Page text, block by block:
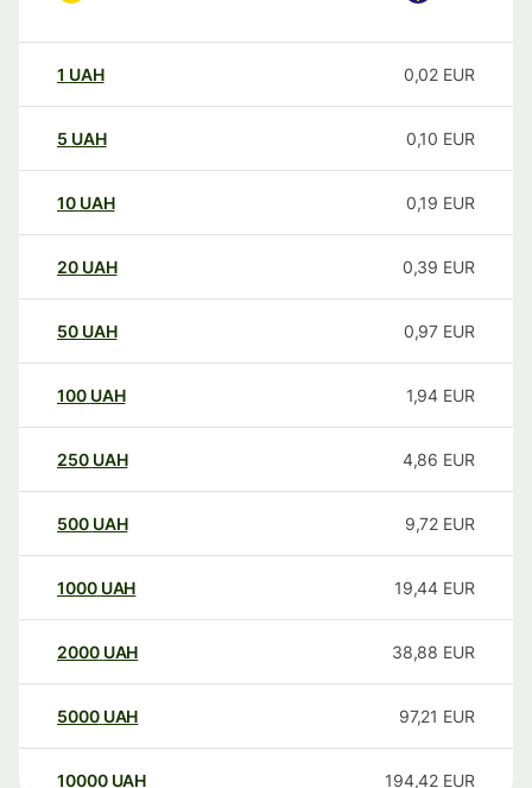
1 UAH 0,02 EUR
5 UAH 0,10 EUR
10 UAH 0,19 EUR
20 UAH 0,39 EUR
50 UAH 0,97 EUR
100 UAH 1,94 EUR
250 UAH 4,86 EUR
500 UAH 9,72 EUR
1000 UAH 19,44 EUR
2000 UAH 38,88 EUR
5000 UAH 97,21 EUR
10000 UAH 194,42 EUR